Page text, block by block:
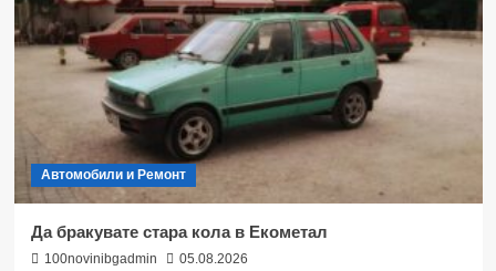
Автомобили и Ремонт
Да бракувате стара кола в Екометал
100novinibgadmin 05.08.2026